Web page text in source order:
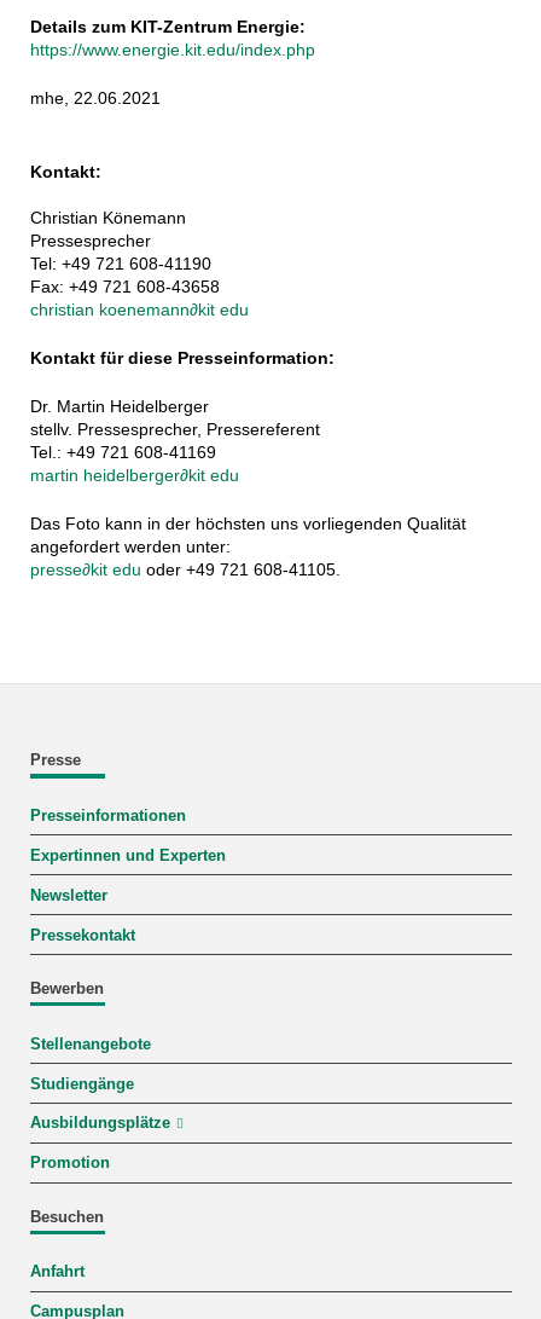
Details zum KIT-Zentrum Energie:
https://www.energie.kit.edu/index.php
mhe, 22.06.2021
Kontakt:
Christian Könemann
Pressesprecher
Tel: +49 721 608-41190
Fax: +49 721 608-43658
christian koenemann∂kit edu
Kontakt für diese Presseinformation:
Dr. Martin Heidelberger
stellv. Pressesprecher, Pressereferent
Tel.: +49 721 608-41169
martin heidelberger∂kit edu
Das Foto kann in der höchsten uns vorliegenden Qualität
angefordert werden unter:
presse∂kit edu oder +49 721 608-41105.
Presse
Presseinformationen
Expertinnen und Experten
Newsletter
Pressekontakt
Bewerben
Stellenangebote
Studiengänge
Ausbildungsplätze
Promotion
Besuchen
Anfahrt
Campusplan